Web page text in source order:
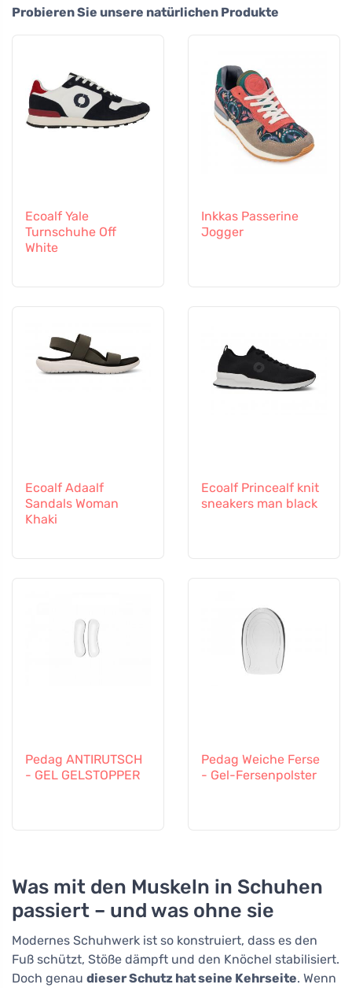
Probieren Sie unsere natürlichen Produkte
Ecoalf Yale
Turnschuhe Off
White
Inkkas Passerine
Jogger
Ecoalf Adaalf
Sandals Woman
Khaki
Ecoalf Princealf knit
sneakers man black
Pedag ANTIRUTSCH
- GEL GELSTOPPER
Pedag Weiche Ferse
- Gel-Fersenpolster
Was mit den Muskeln in Schuhen
passiert – und was ohne sie
Modernes Schuhwerk ist so konstruiert, dass es den
Fuß schützt, Stöße dämpft und den Knöchel stabilisiert.
Doch genau dieser Schutz hat seine Kehrseite. Wenn